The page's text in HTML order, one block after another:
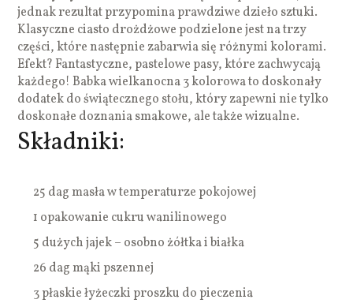
jednak rezultat przypomina prawdziwe dzieło sztuki.
Klasyczne ciasto drożdżowe podzielone jest na trzy
części, które następnie zabarwia się różnymi kolorami.
Efekt? Fantastyczne, pastelowe pasy, które zachwycają
każdego! Babka wielkanocna 3 kolorowa to doskonały
dodatek do świątecznego stołu, który zapewni nie tylko
doskonałe doznania smakowe, ale także wizualne.
Składniki:
25 dag masła w temperaturze pokojowej
1 opakowanie cukru wanilinowego
5 dużych jajek – osobno żółtka i białka
26 dag mąki pszennej
3 płaskie łyżeczki proszku do pieczenia